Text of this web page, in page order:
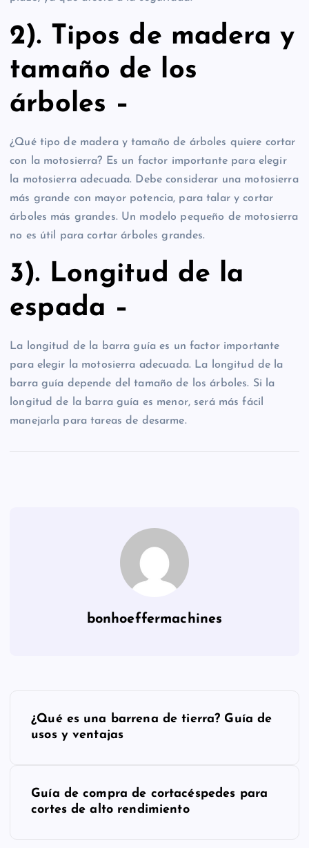
2). Tipos de madera y
tamaño de los
árboles –
¿Qué tipo de madera y tamaño de árboles quiere cortar
con la motosierra? Es un factor importante para elegir
la motosierra adecuada. Debe considerar una motosierra
más grande con mayor potencia, para talar y cortar
árboles más grandes. Un modelo pequeño de motosierra
no es útil para cortar árboles grandes.
3). Longitud de la
espada –
La longitud de la barra guía es un factor importante
para elegir la motosierra adecuada. La longitud de la
barra guía depende del tamaño de los árboles. Si la
longitud de la barra guía es menor, será más fácil
manejarla para tareas de desarme.
bonhoeffermachines
¿Qué es una barrena de tierra? Guía de
usos y ventajas
Guía de compra de cortacéspedes para
cortes de alto rendimiento